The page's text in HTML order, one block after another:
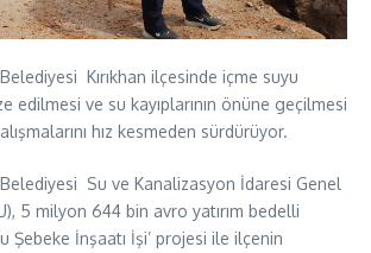
Kırıkhan ilçesinde içme suyu
edilmesi ve su kayıplarının önüne geçilmesi
hız kesmeden sürdürüyor.
Su ve Kanalizasyon İdaresi Genel
5 milyon 644 bin avro yatırım bedelli
Şebeke İnşaatı İşi’ projesi ile ilçenin